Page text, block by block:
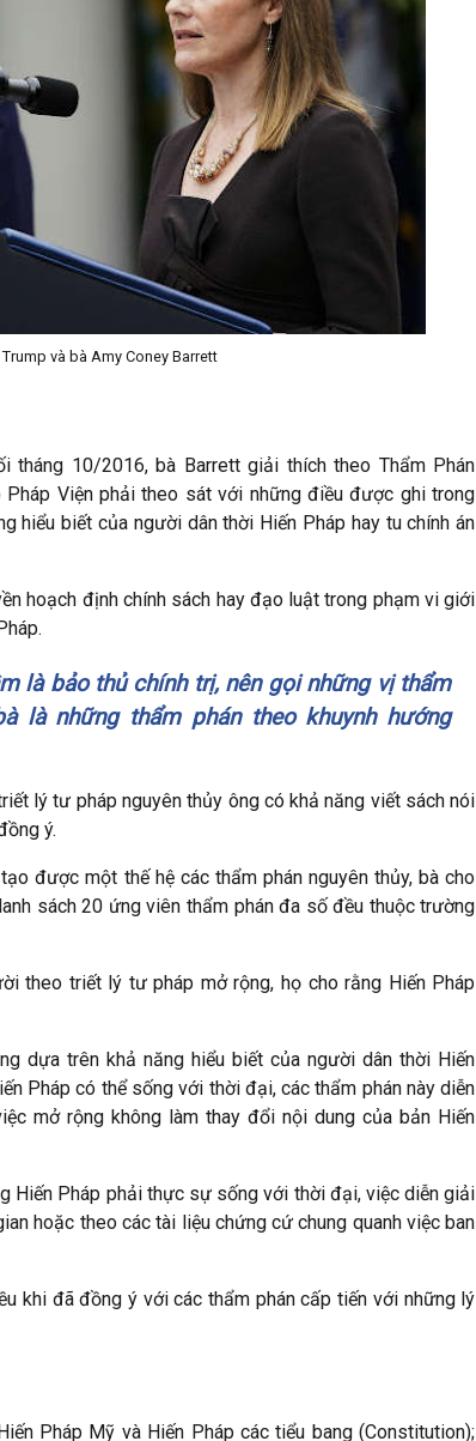
và bà Amy Coney Barrett
tháng 10/2016, bà Barrett giải thích theo Thẩm Phán
Viện phải theo sát với những điều được ghi trong
hiểu biết của người dân thời Hiến Pháp hay tu chính án
hoạch định chính sách hay đạo luật trong phạm vi giới
là bảo thủ chính trị, nên gọi những vị thẩm
là những thẩm phán theo khuynh hướng
lý tư pháp nguyên thủy ông có khả năng viết sách nói
ý.
được một thế hệ các thẩm phán nguyên thủy, bà cho
sách 20 ứng viên thẩm phán đa số đều thuộc trường
theo triết lý tư pháp mở rộng, họ cho rằng Hiến Pháp
dựa trên khả năng hiểu biết của người dân thời Hiến
Pháp có thể sống với thời đại, các thẩm phán này diễn
mở rộng không làm thay đổi nội dung của bản Hiến
Hiến Pháp phải thực sự sống với thời đại, việc diễn giải
hoặc theo các tài liệu chứng cứ chung quanh việc ban
khi đã đồng ý với các thẩm phán cấp tiến với những lý
Pháp Mỹ và Hiến Pháp các tiểu bang (Constitution);